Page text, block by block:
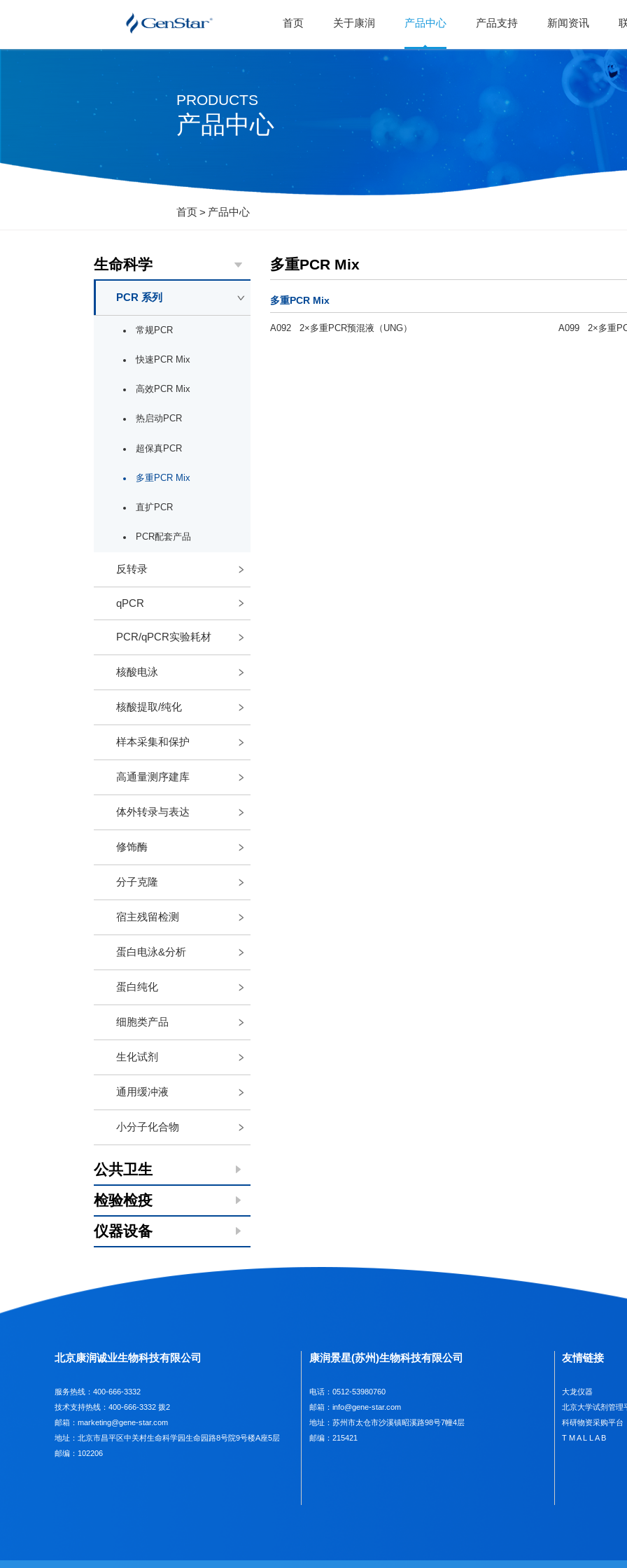
首页 关于康润 产品中心 产品支持 新闻资讯
PRODUCTS
产品中心
首页> 产品中心
生命科学
PCR 系列
常规PCR
快速PCR Mix
高效PCR Mix
热启动PCR
超保真PCR
多重PCR Mix
直扩PCR
PCR配套产品
反转录
qPCR
PCR/qPCR实验耗材
核酸电泳
核酸提取/纯化
样本采集和保护
高通量测序建库
体外转录与表达
修饰酶
分子克隆
宿主残留检测
蛋白电泳&分析
蛋白纯化
细胞类产品
生化试剂
通用缓冲液
小分子化合物
公共卫生
检验检疫
仪器设备
多重PCR Mix
多重PCR Mix
A0922×多重PCR预混液（UNG） A099 2×多重
北京康润诚业生物科技有限公司
服务热线：400-666-3332
技术支持热线：400-666-3332 拨2
邮箱：marketing@gene-star.com
地址：北京市昌平区中关村生命科学园生命园路8号院9号楼A座5层
邮编：102206
康润景星(苏州)生物科技有限公司
电话：0512-53980760
邮箱：info@gene-star.com
地址：苏州市太仓市沙溪镇昭溪路98号7幢4层
邮编：215421
友情链接
大龙仪器
北京大学试剂管理
科研物资采购平台
T M A L L A B